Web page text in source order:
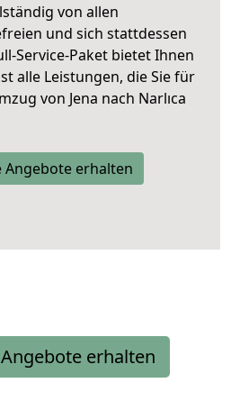
von allen
und sich stattdessen
Service-Paket bietet Ihnen
alle Leistungen, die Sie für
von Jena nach Narlıca
Angebote erhalten
erhalten